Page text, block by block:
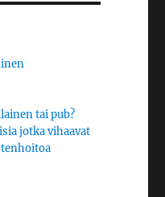
tai pub?
jotka vihaavat